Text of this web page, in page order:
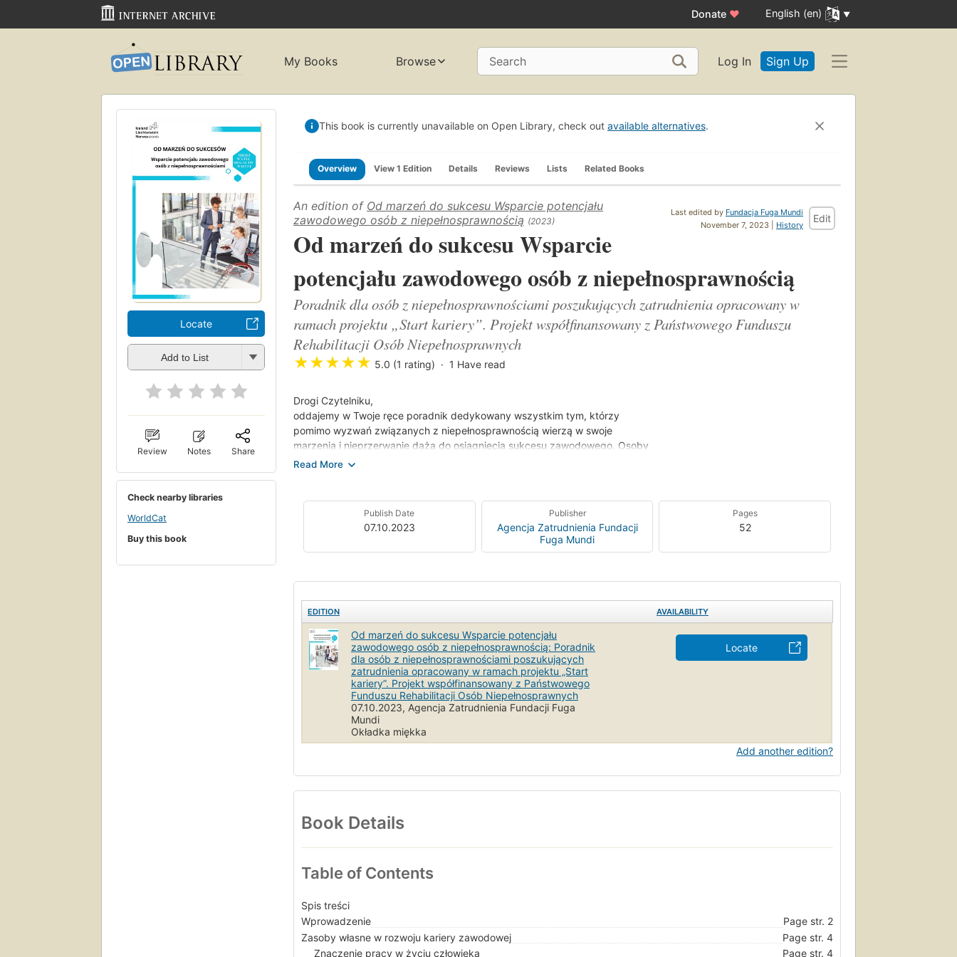
Donate ♥ English (en)
My Books Browse Search Log In Sign Up
Locate
Add to List
Review Notes Share
Check nearby libraries
WorldCat
Buy this book
This book is currently unavailable on Open Library, check out available alternatives.
Overview View 1 Edition Details Reviews Lists Related Books
Last edited by Fundacja Fuga Mundi
November 7, 2023 | History
Edit
An edition of Od marzeń do sukcesu Wsparcie potencjału
zawodowego osób z niepełnosprawnością (2023)
Od marzeń do sukcesu Wsparcie
potencjału zawodowego osób z niepełnosprawnością
Poradnik dla osób z niepełnosprawnościami poszukujących zatrudnienia opracowany w
ramach projektu „Start kariery”. Projekt współfinansowany z Państwowego Funduszu
Rehabilitacji Osób Niepełnosprawnych
★★★★★ 5.0 (1 rating) 1 Have read
Drogi Czytelniku,
oddajemy w Twoje ręce poradnik dedykowany wszystkim tym, którzy
pomimo wyzwań związanych z niepełnosprawnością wierzą w swoje
marzenia i nieprzerwanie dążą do osiągnięcia sukcesu zawodowego. Osoby
z niepełnosprawnością mają prawo do godnego życia i pełnienia aktywnej roli
osiągnięcia sukcesu zawodowego.
W poradniku zawarliśmy praktyczne wskazówki i inspiracje, które pomogą
pokonać trudności, jakie możesz napotkać na swojej drodze do zatrudnienia.
Poznasz swoje uprawnienia wynikające z posiadania statusu osoby
informacje pomogą Ci zrozumieć, jak wykorzystać swoją wiedzę i umiejętności
Publish Date
07.10.2023
Publisher
Agencja Zatrudnienia Fundacji
Fuga Mundi
Pages
52
EDITION AVAILABILITY
Od marzeń do sukcesu Wsparcie potencjału
zawodowego osób z niepełnosprawnością: Poradnik
dla osób z niepełnosprawnościami poszukujących
zatrudnienia opracowany w ramach projektu „Start
kariery”. Projekt współfinansowany z Państwowego
Funduszu Rehabilitacji Osób Niepełnosprawnych
07.10.2023, Agencja Zatrudnienia Fundacji Fuga
Mundi
Okładka miękka
Locate
Add another edition?
Book Details
Table of Contents
Spis treści
Wprowadzenie
Page str. 2
Zasoby własne w rozwoju kariery zawodowej
Page str. 4
Znaczenie pracy w życiu człowieka
Page str. 4